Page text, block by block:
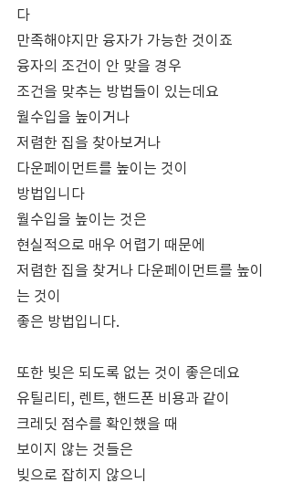
다
만족해야지만 융자가 가능한 것이죠
융자의 조건이 안 맞을 경우
조건을 맞추는 방법들이 있는데요
월수입을 높이거나
저렴한 집을 찾아보거나
다운페이먼트를 높이는 것이
방법입니다
월수입을 높이는 것은
현실적으로 매우 어렵기 때문에
저렴한 집을 찾거나 다운페이먼트를 높이
는 것이
좋은 방법입니다.
또한 빚은 되도록 없는 것이 좋은데요
유틸리티, 렌트, 핸드폰 비용과 같이
크레딧 점수를 확인했을 때
보이지 않는 것들은
빚으로 잡히지 않으니